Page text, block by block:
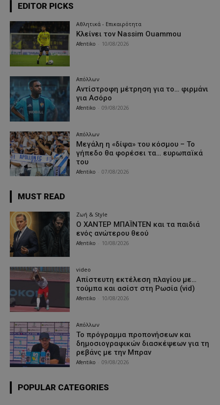
EDITOR PICKS
Αθλητικά - Επικαιρότητα
Κλείνει τον Nassim Ouammou
Afentiko 10/08/2026
Απόλλων
Αντίστροφη μέτρηση για το… φιρμάνι
για Ασόρο
Afentiko 09/08/2026
Απόλλων
Μεγάλη η «δίψα» του κόσμου – Το
γήπεδο θα φορέσει τα… ευρωπαϊκά
του
Afentiko 07/08/2026
MUST READ
Ζωή & Style
Ο ΧΑΝΤΕΡ ΜΠΑΪΝΤΕΝ και τα παιδιά
ενός ανώτερου θεού
Afentiko 10/08/2026
video
Απίστευτη εκτέλεση πλαγίου με…
τούμπα και ασίστ στη Ρωσία (vid)
Afentiko 10/08/2026
Απόλλων
Το πρόγραμμα προπονήσεων και
δημοσιογραφικών διασκέψεων για τη
ρεβάνς με την Μπραν
Afentiko 09/08/2026
POPULAR CATEGORIES